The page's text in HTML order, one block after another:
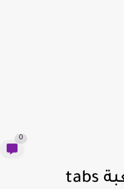
متطلبات تشغيل لعبة tabs